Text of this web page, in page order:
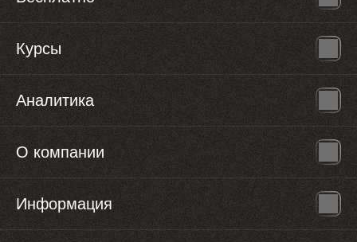
Курсы
Аналитика
О компании
Информация